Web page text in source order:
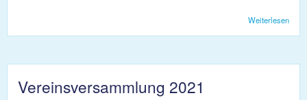
Weiterlesen
Vereinsversammlung 2021